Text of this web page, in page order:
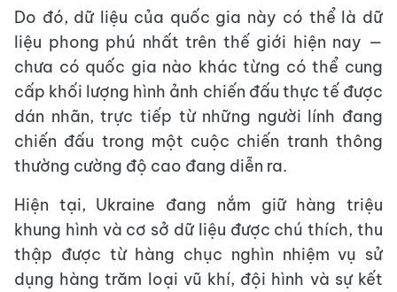
Do đó, dữ liệu của quốc gia này có thể là dữ
liệu phong phú nhất trên thế giới hiện nay —
chưa có quốc gia nào khác từng có thể cung
cấp khối lượng hình ảnh chiến đấu thực tế được
dán nhãn, trực tiếp từ những người lính đang
chiến đấu trong một cuộc chiến tranh thông
thường cường độ cao đang diễn ra.
Hiện tại, Ukraine đang nắm giữ hàng triệu
khung hình và cơ sở dữ liệu được chú thích, thu
thập được từ hàng chục nghìn nhiệm vụ sử
dụng hàng trăm loại vũ khí, đội hình và sự kết